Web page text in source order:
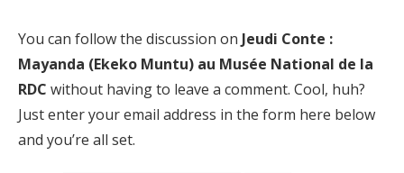
You can follow the discussion on Jeudi Conte :
Mayanda (Ekeko Muntu) au Musée National de la
RDC without having to leave a comment. Cool, huh?
Just enter your email address in the form here below
and you’re all set.